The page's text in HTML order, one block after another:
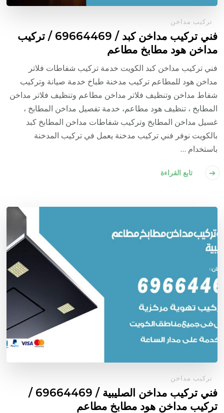
تركيب مداخن
فني تركيب مداخن كبد / 69664469 / تركيب
مداخن هود مطابخ مطاعم
فني تركيب مداخن كبد الكويت خدمة تركيب شفاطات فلاتر
مداخن هود للمطاعم تركيب مدخنة طباخ خدمة صيانة وتركيب
شفاط مداخن وتنظيف فلاتر مداخن مطاعم وتنظيف فلاتر مداخن
المطابخ ، تنظيف هود مطاعم، خدمة تفصيل مداخن المطابخ ،
غسيل مداخن المطابخ وتركيب شفاطات مداخن المطابخ كبد
بالكويت نوفر فني تركيب مدخنة يعمل في تركيب المدخنة
باستخدام …
تابع القراءة
تركيب مداخن
فني تركيب مداخن الصليبية / 69664469 /
تركيب مداخن هود مطابخ مطاعم